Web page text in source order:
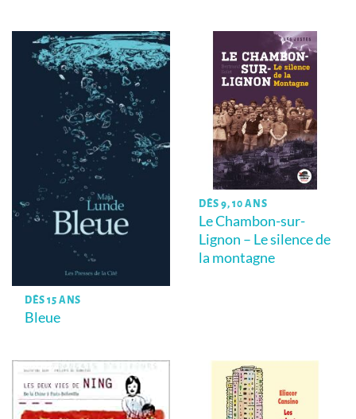
DÈS 15 ANS
Bleue
DÈS 9, 10 ANS
Le Chambon-sur-
Lignon – Le silence de
la montagne